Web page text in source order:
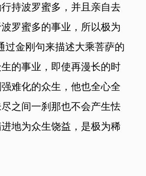
持波罗蜜多，并且亲自去
罗蜜多的事业，所以极为
过金刚句来描述大乘菩萨的
的事业，即使再漫长的时
难化的众生，他也全心全
之间一刹那也不会产生怯
地为众生饶益，是极为稀